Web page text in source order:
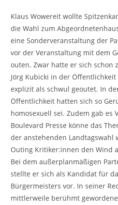
Klaus Wowereit wollte
die Wahl zum
eine Sonderveranstaltung der
vor der Veranstaltung mit dem
outen. Zwar hatte er sich schon
Jörg Kubicki in der
explizit als schwul geoutet. In
Öffentlichkeit hatten sich so
homosexuell sei. Zudem gab es
Boulevard Presse könne das
der anstehenden Landtagswahl
Outing Kritiker:innen den Wind
Bei dem außerplanmäßigen
stellte er sich als Kandidat für
Bürgermeisters vor. In seiner
mittlerweile berühmt